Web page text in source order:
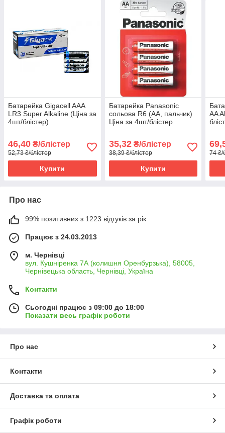
Батарейка Gigacell AAA
LR3 Super Alkaline (Ціна за
4шт/блістер)
46,40 ₴/блістер
52,73 ₴/блістер
Купити
Батарейка Panasonic
сольова R6 (АА, пальчик)
Ціна за 4шт/блістер
35,32₴/блістер
38,39 ₴/блістер
Купити
AA
74 ₴/
Про нас
99% позитивних з 1223 відгуків за рік
Працює з 24.03.2013
м. Чернівці
вул. Кушніренка 7А (колишня Оренбурзька), 58005,
Чернівецька область, Чернівці, Україна
Контакти
Сьогодні працює з 09:00 до 18:00
Показати весь графік роботи
Про нас
Контакти
Доставка та оплата
Графік роботи